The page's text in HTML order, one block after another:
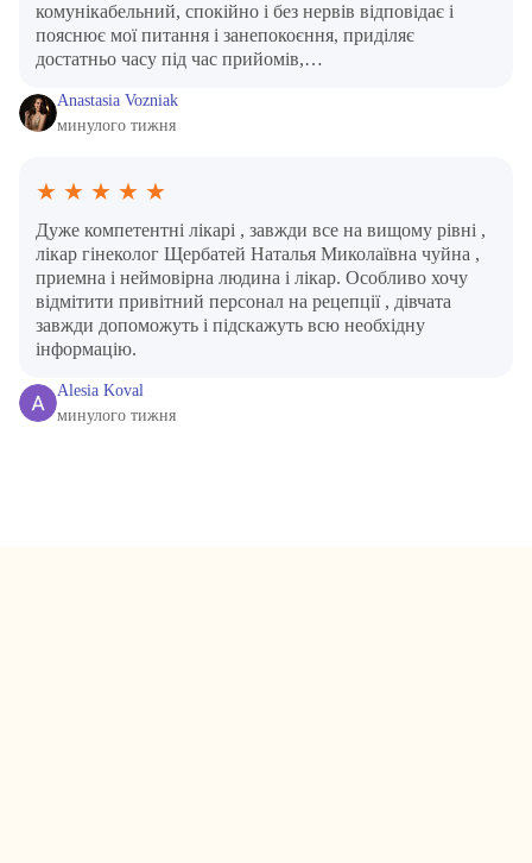
комунікабельний, спокійно і без нервів відповідає і
пояснює мої питання і занепокоєння, приділяє
достатньо часу під час прийомів,…
Anastasia Vozniak
минулого тижня
★ ★ ★ ★ ★
Дуже компетентні лікарі , завжди все на вищому рівні ,
лікар гінеколог Щербатей Наталья Миколаївна чуйна ,
приемна і неймовірна людина і лікар. Особливо хочу
відмітити привітний персонал на рецепції , дівчата
завжди допоможуть і підскажуть всю необхідну
інформацію.
Alesia Koval
минулого тижня